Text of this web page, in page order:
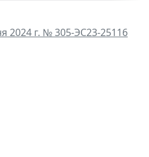
2024 г. № 305-ЭС23-25116